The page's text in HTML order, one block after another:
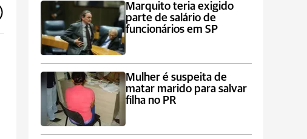
Marquito teria exigido
parte de salário de
funcionários em SP
Mulher é suspeita de
matar marido para salvar
filha no PR